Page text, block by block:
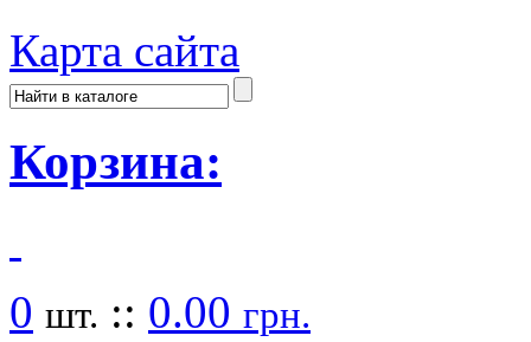
Карта сайта
Корзина:
0 шт. :: 0.00 грн.